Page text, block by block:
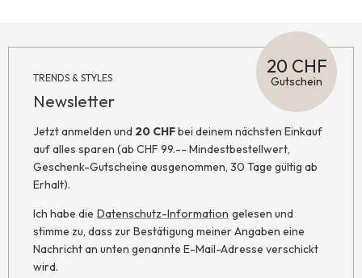
TRENDS & STYLES
Newsletter
20 CHF
Gutschein
Jetzt anmelden und 20 CHFbei deinem nächsten Einkauf
auf alles sparen (ab CHF 99.-- Mindestbestellwert,
Geschenk-Gutscheine ausgenommen, 30 Tage gültig ab
Erhalt).
Ich habe die Datenschutz-Information gelesen und
stimme zu, dass zur Bestätigung meiner Angaben eine
Nachricht an unten genannte E-Mail-Adresse verschickt
wird.